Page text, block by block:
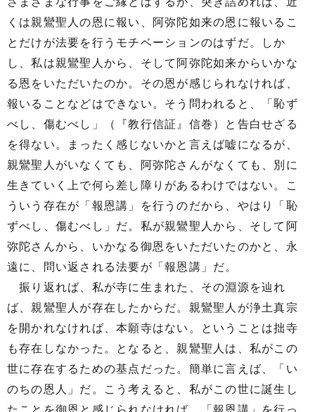
くは親鸞聖人の恩に報い、阿弥陀如来の恩に報いるこ
とだけが法要を行うモチベーションのはずだ。しか
し、私は親鸞聖人から、そして阿弥陀如来からいかな
る恩をいただいたのか。その恩が感じられなければ、
報いることなどはできない。そう問われると、「恥ず
べし、傷むべし」（『教行信証』信巻）と告白せざる
を得ない。まったく感じないかと言えば嘘になるが、
親鸞聖人がいなくても、阿弥陀さんがなくても、別に
生きていく上で何ら差し障りがあるわけではない。こ
ういう存在が「報恩講」を行うのだから、やはり「恥
ずべし、傷むべし」だ。私が親鸞聖人から、そして阿
弥陀さんから、いかなる御恩をいただいたのかと、永
遠に、問い返される法要が「報恩講」だ。
振り返れば、私が寺に生まれた、その淵源を辿れ
ば、親鸞聖人が存在したからだ。親鸞聖人が浄土真宗
を開かれなければ、本願寺はない。ということは拙寺
も存在しなかった。となると、親鸞聖人は、私がこの
世に存在するための基点だった。簡単に言えば、「い
のちの恩人」だ。こう考えると、私がこの世に誕生し
たことを御恩と感じられなければ、「報恩講」を行っ